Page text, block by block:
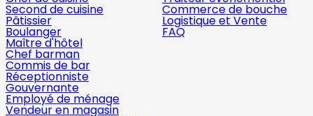
Second de cuisine
Pâtissier
Boulanger
Maître d'hôtel
Chef barman
Commis de bar
Réceptionniste
Gouvernante
Employé de ménage
Vendeur en magasin
Commerce de bouche
Logistique et Vente
FAQ